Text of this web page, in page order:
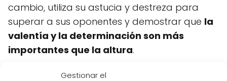
Gestionar el
cambio, utiliza su astucia y destreza para
superar a sus oponentes y demostrar que la
valentía y la determinación son más
importantes que la altura.
La altura de Krilin de niño es un detalle